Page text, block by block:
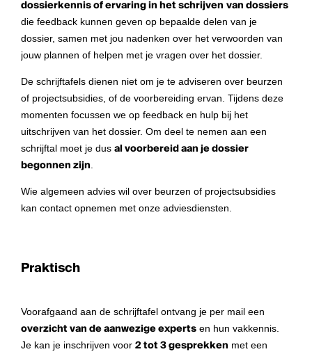
dossierkennis of ervaring in het schrijven van dossiers
die feedback kunnen geven op bepaalde delen van je
dossier, samen met jou nadenken over het verwoorden van
jouw plannen of helpen met je vragen over het dossier.
De schrijftafels dienen niet om je te adviseren over beurzen
of projectsubsidies, of de voorbereiding ervan. Tijdens deze
momenten focussen we op feedback en hulp bij het
uitschrijven van het dossier. Om deel te nemen aan een
schrijftal moet je dus al voorbereid aan je dossier
begonnen zijn.
Wie algemeen advies wil over beurzen of projectsubsidies
kan contact opnemen met onze adviesdiensten.
Praktisch
Voorafgaand aan de schrijftafel ontvang je per mail een
overzicht van de aanwezige experts en hun vakkennis.
Je kan je inschrijven voor 2 tot 3 gesprekken met een